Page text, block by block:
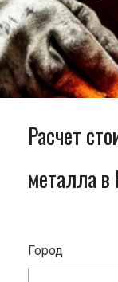
Расчет
металла в
Город